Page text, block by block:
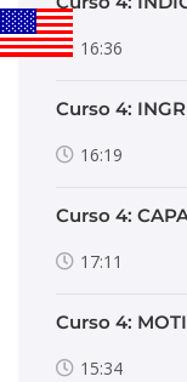
16:36
Curso 4:
16:19
Curso 4:
17:11
Curso 4:
15:34